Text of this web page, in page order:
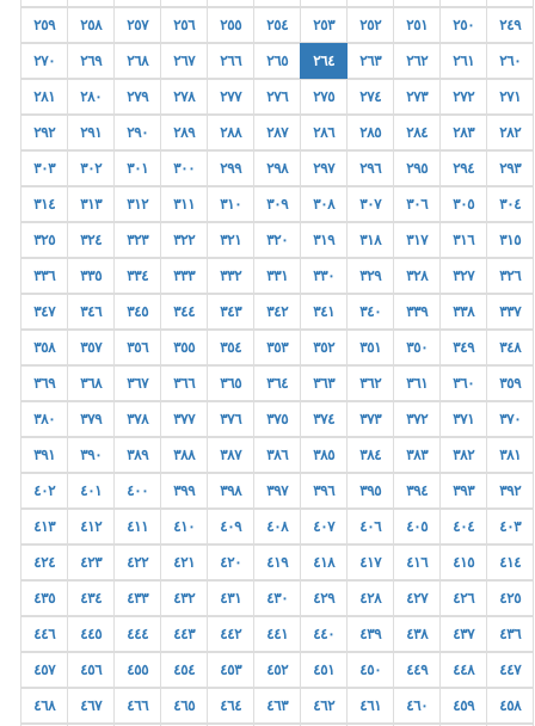
٢٤٩ ٢٥٠ ٢٥١ ٢٥٢ ٢٥٣ ٢٥٤ ٢٥٥ ٢٥٦ ٢٥٧ ٢٥٨ ٢٥٩
٢٦٠ ٢٦١ ٢٦٢ ٢٦٣ ٢٦٤ ٢٦٥ ٢٦٦ ٢٦٧ ٢٦٨ ٢٦٩ ٢٧٠
٢٧١ ٢٧٢ ٢٧٣ ٢٧٤ ٢٧٥ ٢٧٦ ٢٧٧ ٢٧٨ ٢٧٩ ٢٨٠ ٢٨١
٢٨٢ ٢٨٣ ٢٨٤ ٢٨٥ ٢٨٦ ٢٨٧ ٢٨٨ ٢٨٩ ٢٩٠ ٢٩١ ٢٩٢
٢٩٣ ٢٩٤ ٢٩٥ ٢٩٦ ٢٩٧ ٢٩٨ ٢٩٩ ٣٠٠ ٣٠١ ٣٠٢ ٣٠٣
٣٠٤ ٣٠٥ ٣٠٦ ٣٠٧ ٣٠٨ ٣٠٩ ٣١٠ ٣١١ ٣١٢ ٣١٣ ٣١٤
٣١٥ ٣١٦ ٣١٧ ٣١٨ ٣١٩ ٣٢٠ ٣٢١ ٣٢٢ ٣٢٣ ٣٢٤ ٣٢٥
٣٢٦ ٣٢٧ ٣٢٨ ٣٢٩ ٣٣٠ ٣٣١ ٣٣٢ ٣٣٣ ٣٣٤ ٣٣٥ ٣٣٦
٣٣٧ ٣٣٨ ٣٣٩ ٣٤٠ ٣٤١ ٣٤٢ ٣٤٣ ٣٤٤ ٣٤٥ ٣٤٦ ٣٤٧
٣٤٨ ٣٤٩ ٣٥٠ ٣٥١ ٣٥٢ ٣٥٣ ٣٥٤ ٣٥٥ ٣٥٦ ٣٥٧ ٣٥٨
٣٥٩ ٣٦٠ ٣٦١ ٣٦٢ ٣٦٣ ٣٦٤ ٣٦٥ ٣٦٦ ٣٦٧ ٣٦٨ ٣٦٩
٣٧٠ ٣٧١ ٣٧٢ ٣٧٣ ٣٧٤ ٣٧٥ ٣٧٦ ٣٧٧ ٣٧٨ ٣٧٩ ٣٨٠
٣٨١ ٣٨٢ ٣٨٣ ٣٨٤ ٣٨٥ ٣٨٦ ٣٨٧ ٣٨٨ ٣٨٩ ٣٩٠ ٣٩١
٣٩٢ ٣٩٣ ٣٩٤ ٣٩٥ ٣٩٦ ٣٩٧ ٣٩٨ ٣٩٩ ٤٠٠ ٤٠١ ٤٠٢
٤٠٣ ٤٠٤ ٤٠٥ ٤٠٦ ٤٠٧ ٤٠٨ ٤٠٩ ٤١٠ ٤١١ ٤١٢ ٤١٣
٤١٤ ٤١٥ ٤١٦ ٤١٧ ٤١٨ ٤١٩ ٤٢٠ ٤٢١ ٤٢٢ ٤٢٣ ٤٢٤
٤٢٥ ٤٢٦ ٤٢٧ ٤٢٨ ٤٢٩ ٤٣٠ ٤٣١ ٤٣٢ ٤٣٣ ٤٣٤ ٤٣٥
٤٣٦ ٤٣٧ ٤٣٨ ٤٣٩ ٤٤٠ ٤٤١ ٤٤٢ ٤٤٣ ٤٤٤ ٤٤٥ ٤٤٦
٤٤٧ ٤٤٨ ٤٤٩ ٤٥٠ ٤٥١ ٤٥٢ ٤٥٣ ٤٥٤ ٤٥٥ ٤٥٦ ٤٥٧
٤٥٨ ٤٥٩ ٤٦٠ ٤٦١ ٤٦٢ ٤٦٣ ٤٦٤ ٤٦٥ ٤٦٦ ٤٦٧ ٤٦٨